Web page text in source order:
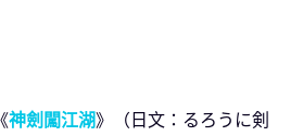
神劍闖江湖》（日文：るろうに剣